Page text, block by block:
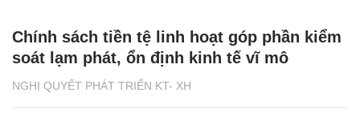
NGHỊ QUYẾT PHÁT TRIỂN KT- XH
Chính sách tiền tệ linh hoạt góp phần kiểm
soát lạm phát, ổn định kinh tế vĩ mô